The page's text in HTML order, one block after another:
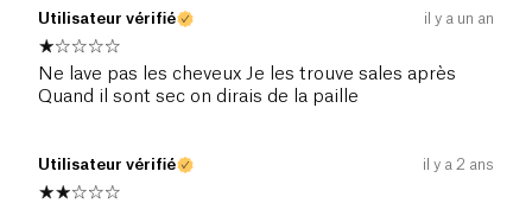
Son format palet
utiliser et à faire mousser. Il est
fabriqué
artisanalement en Bretagne et emballé dans un
respecter au mieux l’environnement.
Utilisateur vérifié il y a un an
Ne lave pas les cheveux Je les trouve sales après
Quand il sont sec on dirais de la paille
Utilisateur vérifié il y a 2 ans